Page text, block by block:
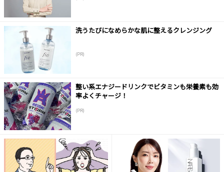
洗うたびになめらかな肌に整えるクレンジング
(PR)
整い系エナジードリンクでビタミンも栄養素も効
率よくチャージ！
(PR)